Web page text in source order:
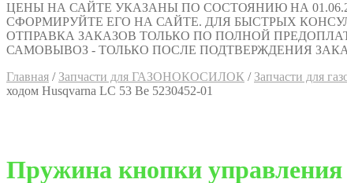
ЦЕНЫ НА САЙТЕ УКАЗАНЫ ПО СОСТОЯНИЮ НА
СФОРМИРУЙТЕ ЕГО НА САЙТЕ. ДЛЯ БЫСТРЫХ
ОТПРАВКА ЗАКАЗОВ ТОЛЬКО ПО ПОЛНОЙ
САМОВЫВОЗ - ТОЛЬКО ПОСЛЕ ПОДТВЕРЖДЕНИЯ
Главная / Запчасти для ГАЗОНОКОСИЛОК / Запчасти для
ходом Husqvarna LC 53 Be 5230452-01
Пружина кнопки управления